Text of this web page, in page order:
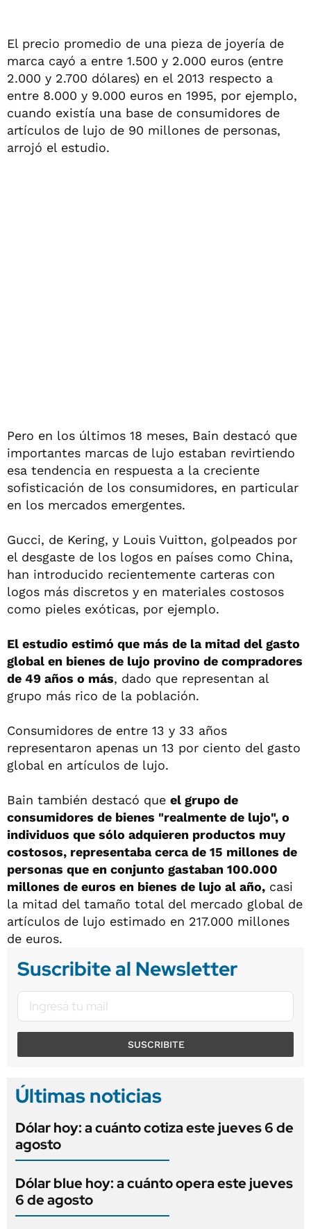
El precio promedio de una pieza de joyería de
marca cayó a entre 1.500 y 2.000 euros (entre
2.000 y 2.700 dólares) en el 2013 respecto a
entre 8.000 y 9.000 euros en 1995, por ejemplo,
cuando existía una base de consumidores de
artículos de lujo de 90 millones de personas,
arrojó el estudio.
Pero en los últimos 18 meses, Bain destacó que
importantes marcas de lujo estaban revirtiendo
esa tendencia en respuesta a la creciente
sofisticación de los consumidores, en particular
en los mercados emergentes.
Gucci, de Kering, y Louis Vuitton, golpeados por
el desgaste de los logos en países como China,
han introducido recientemente carteras con
logos más discretos y en materiales costosos
como pieles exóticas, por ejemplo.
El estudio estimó que más de la mitad del gasto
global en bienes de lujo provino de compradores
de 49 años o más, dado que representan al
grupo más rico de la población.
Consumidores de entre 13 y 33 años
representaron apenas un 13 por ciento del gasto
global en artículos de lujo.
Bain también destacó que el grupo de
consumidores de bienes "realmente de lujo", o
individuos que sólo adquieren productos muy
costosos, representaba cerca de 15 millones de
personas que en conjunto gastaban 100.000
millones de euros en bienes de lujo al año, casi
la mitad del tamaño total del mercado global de
artículos de lujo estimado en 217.000 millones
de euros.
Suscribite al Newsletter
SUSCRIBITE
Últimas noticias
Dólar hoy: a cuánto cotiza este jueves 6 de
agosto
Dólar blue hoy: a cuánto opera este jueves
6 de agosto